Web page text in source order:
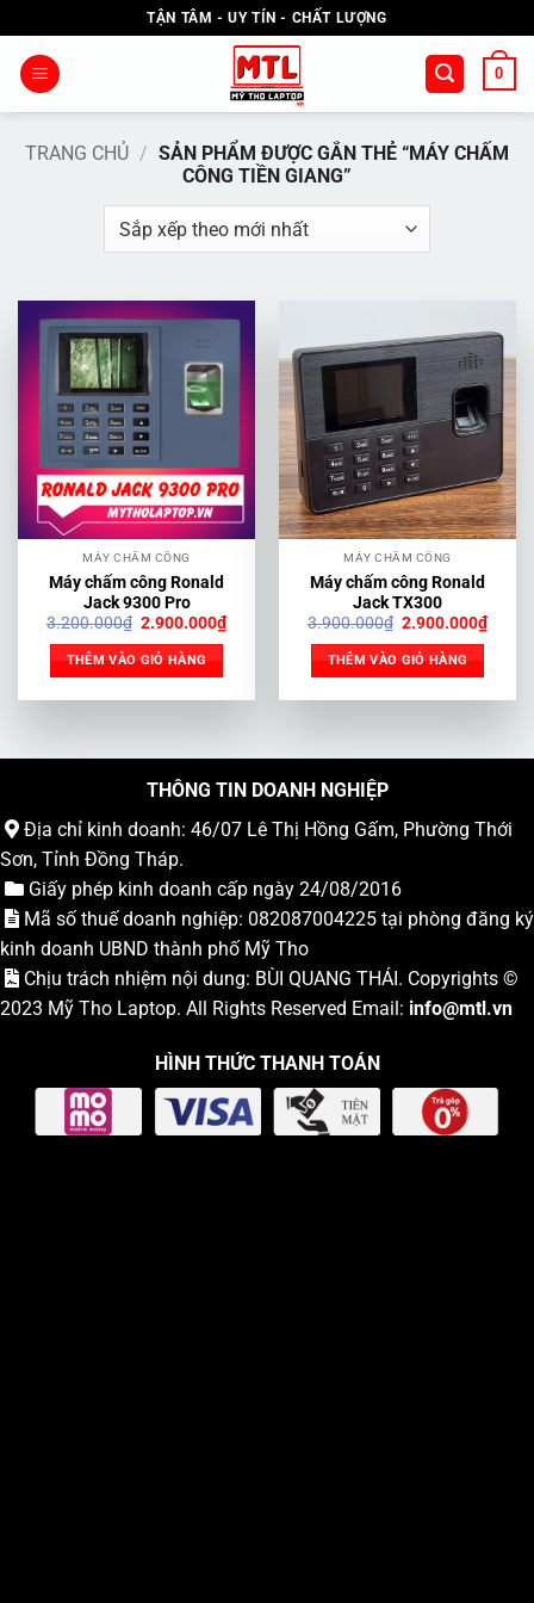
qua
nội
TẬN TÂM - UY TÍN - CHẤT LƯỢNG
0
TRANG CHỦ / SẢN PHẨM ĐƯỢC GẮN THẺ “MÁY CHẤM
CÔNG TIỀN GIANG”
MÁY CHẤM CÔNG
Máy chấm công Ronald
Jack 9300 Pro
3.200.000₫ Giá
là:
3.200.000₫.
2.900.000₫Giá
hiện
2.900.000₫.
THÊM VÀO GIỎ HÀNG
MÁY CHẤM CÔNG
Máy chấm công Ronald
Jack TX300
3.900.000₫ Giá
là:
3.900.000₫.
2.900.000₫Giá
hiện
THÊM VÀO GIỎ HÀNG
THÔNG TIN DOANH NGHIỆP
Địa chỉ kinh doanh: 46/07 Lê Thị Hồng Gấm, Phường Thới
Sơn, Tỉnh Đồng Tháp.
Giấy phép kinh doanh cấp ngày 24/08/2016
Mã số thuế doanh nghiệp: 082087004225 tại phòng đăng ký
kinh doanh UBND thành phố Mỹ Tho
Chịu trách nhiệm nội dung: BÙI QUANG THÁI. Copyrights ©
2023 Mỹ Tho Laptop. All Rights Reserved Email: info@mtl.vn
HÌNH THỨC THANH TOÁN